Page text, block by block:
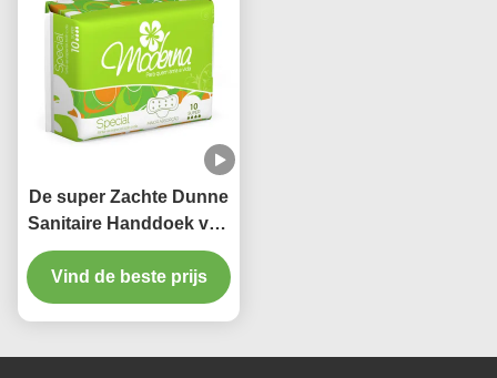
De super Zachte Dunne
Sanitaire Handdoek vult
Economische
Beschikbare
Comfrotable op
Vind de beste prijs